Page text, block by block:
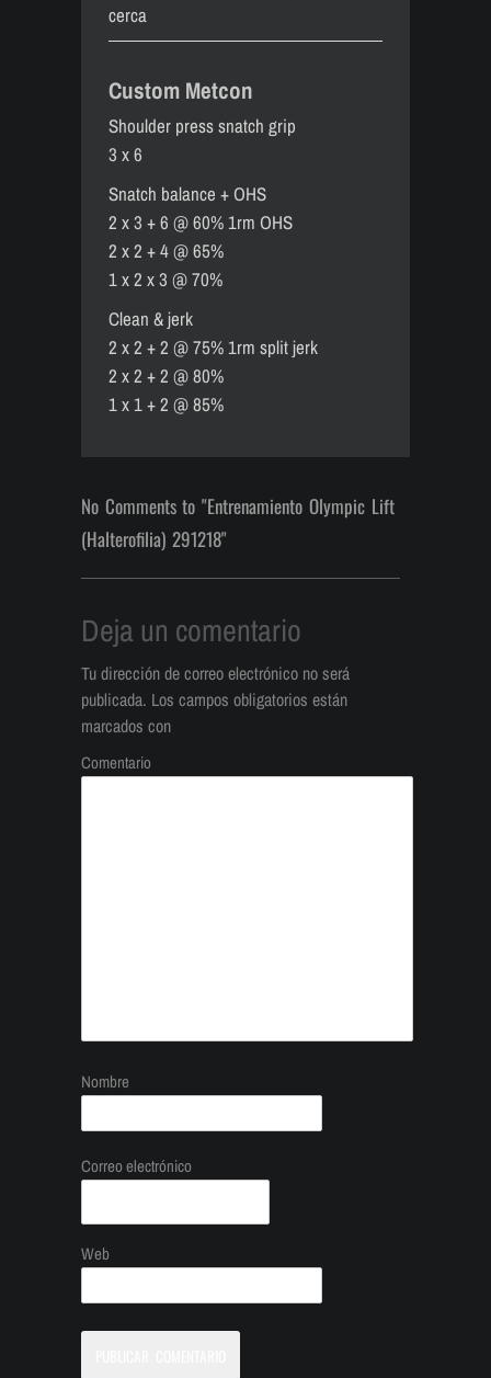
cerca
Custom Metcon
Shoulder press snatch grip
3 x 6
Snatch balance + OHS
2 x 3 + 6 @ 60% 1rm OHS
2 x 2 + 4 @ 65%
1 x 2 x 3 @ 70%
Clean & jerk
2 x 2 + 2 @ 75% 1rm split jerk
2 x 2 + 2 @ 80%
1 x 1 + 2 @ 85%
No Comments to "Entrenamiento Olympic Lift
(Halterofilia) 291218"
Deja un comentario
Tu dirección de correo electrónico no será
publicada. Los campos obligatorios están
marcados con
Comentario
Nombre
Correo electrónico
Web